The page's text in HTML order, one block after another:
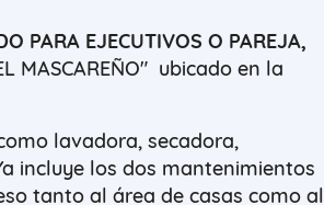
PARA EJECUTIVOS O PAREJA,
MASCAREÑO" ubicado en la
lavadora, secadora,
incluye los dos mantenimientos
tanto al área de casas como al